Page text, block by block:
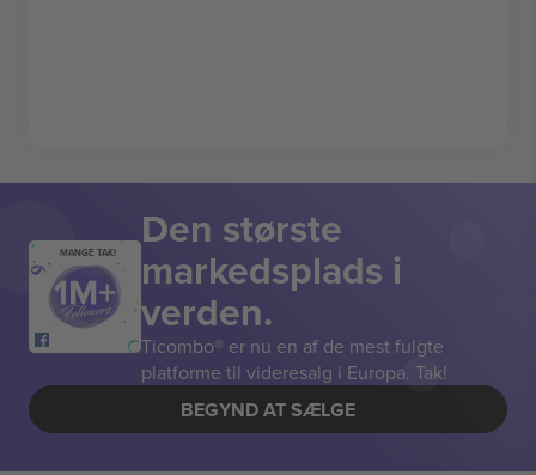
MANGE TAK! Den største
markedsplads i
verden.
Ticombo® er nu en af de mest fulgte
platforme til videresalg i Europa. Tak!
BEGYND AT SÆLGE